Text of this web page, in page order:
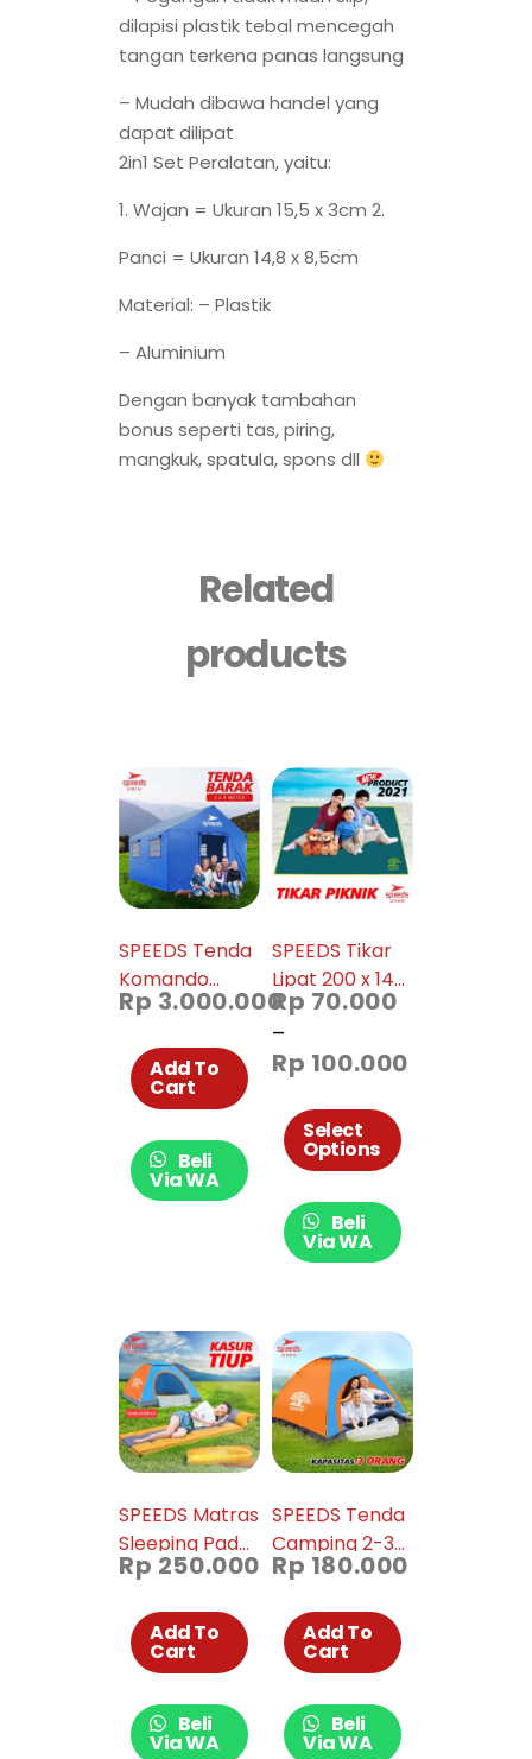
dilapisi plastik tebal mencegah
tangan terkena panas langsung
– Mudah dibawa handel yang
dapat dilipat
2in1 Set Peralatan, yaitu:
1. Wajan = Ukuran 15,5 x 3cm 2.
Panci = Ukuran 14,8 x 8,5cm
Material: – Plastik
– Aluminium
Dengan banyak tambahan
bonus seperti tas, piring,
mangkuk, spatula, spons dll
Related
products
SPEEDS Tenda
Komando
Tenda Barak
Militer
Serbaguna
Pramuka 031-
16
Rp 3.000.000
Add To
Cart
Beli
Via WA
SPEEDS Tikar
Lipat 200 x 140
Tikar Piknik
Untuk
Tamasya
018-20
Rp 70.000
–
Rp 100.000
Select
Options
Beli
Via WA
SPEEDS Matras
Sleeping Pad
Portable
Waterproof
018-37
Rp 250.000
Add To
Cart
Beli
Via WA
SPEEDS Tenda
Camping 2-3
Orang Army
Camo 018-13
Rp 180.000
Add To
Cart
Beli
Via WA